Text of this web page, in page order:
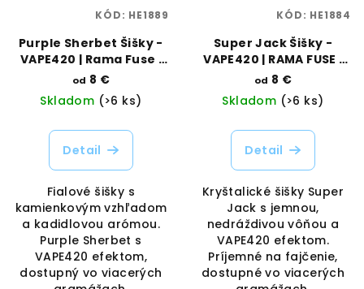
Purple Sherbet Šišky -
VAPE420 | Rama Fuse |
Vaporama
od 8 €
Skladom (>6 ks)
Detail
Fialové šišky s
kamienkovým vzhľadom
a kadidlovou arómou.
Purple Sherbet s
VAPE420 efektom,
dostupný vo viacerých
KÓD: HE1889
Super Jack Šišky -
VAPE420 | RAMA FUSE |
VAPORAMA
od 8 €
Skladom (>6 ks)
Detail
Kryštalické šišky Super
Jack s jemnou,
nedráždivou vôňou a
VAPE420 efektom.
Príjemné na fajčenie,
dostupné vo viacerých
KÓD: HE1884